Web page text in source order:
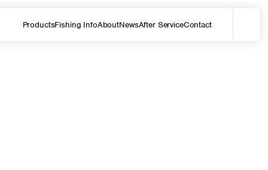
ProductsFishing InfoAboutNewsAfter ServiceContact
サイト内を検索する